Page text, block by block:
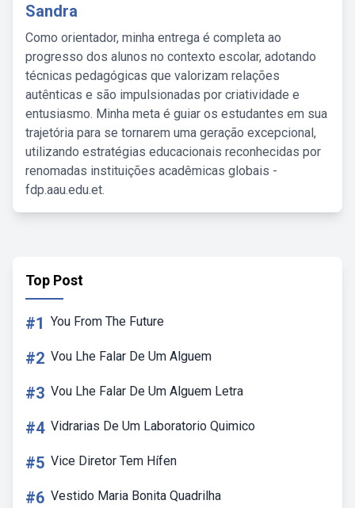
Sandra
Como orientador, minha entrega é completa ao
progresso dos alunos no contexto escolar, adotando
técnicas pedagógicas que valorizam relações
autênticas e são impulsionadas por criatividade e
entusiasmo. Minha meta é guiar os estudantes em sua
trajetória para se tornarem uma geração excepcional,
utilizando estratégias educacionais reconhecidas por
renomadas instituições acadêmicas globais -
fdp.aau.edu.et.
Top Post
#1 You From The Future
#2 Vou Lhe Falar De Um Alguem
#3 Vou Lhe Falar De Um Alguem Letra
#4 Vidrarias De Um Laboratorio Quimico
#5 Vice Diretor Tem Hífen
#6 Vestido Maria Bonita Quadrilha